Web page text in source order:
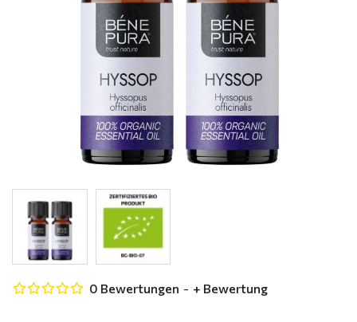
0 Bewertungen - + Bewertung